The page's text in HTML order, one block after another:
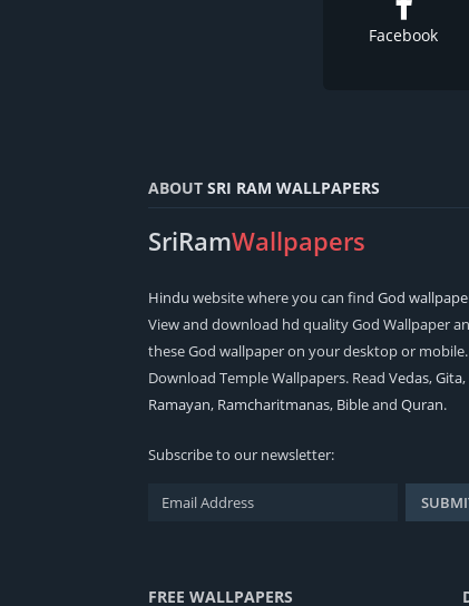
Facebook
ABOUT SRI RAM WALLPAPERS
SriRamWallpapers
Hindu website where you can find God
View and download hd quality God Wallpaper
these God wallpaper on your desktop or
Download Temple Wallpapers. Read Vedas,Gita,
Ramayan, Ramcharitmanas, Bibleand Quran.
Subscribe to our newsletter:
FREE WALLPAPERS